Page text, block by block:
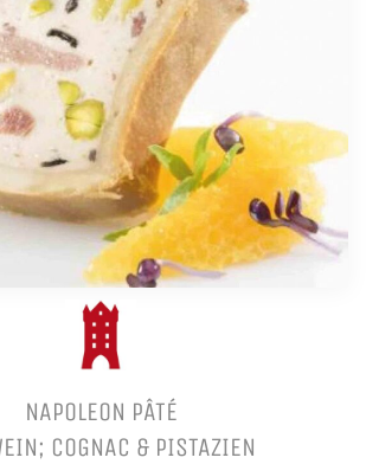
NAPOLEON PÂTÉ
COGNAC & PISTAZIEN